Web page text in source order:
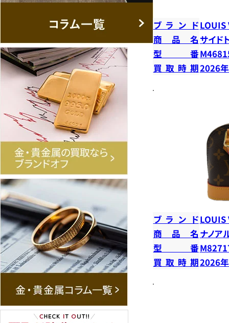
ブランドLOUIS
商品名 サイド
型番
買取時期2026
ブランドLOUIS
商品名 ナノア
型番
買取時期2026